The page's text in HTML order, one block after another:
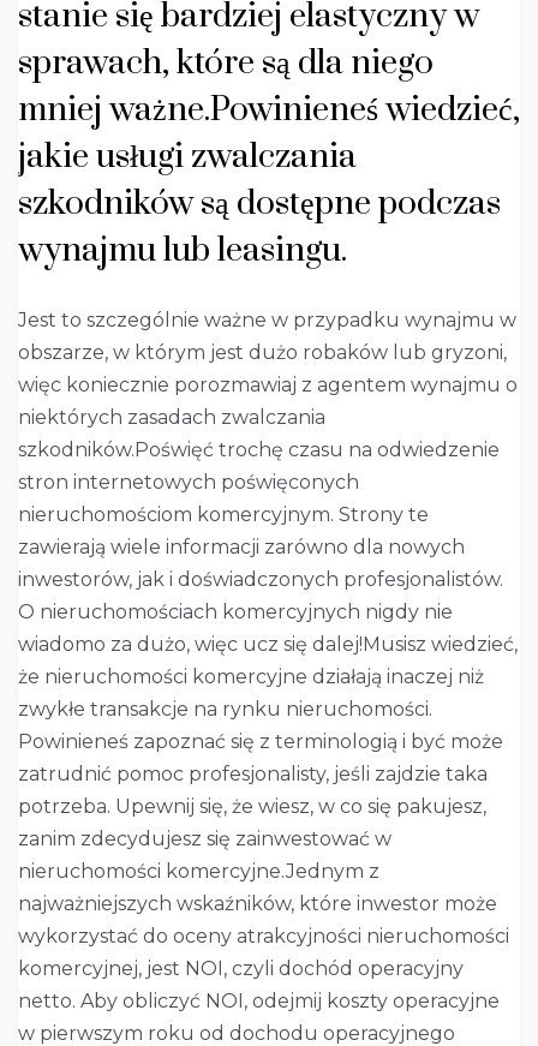
stanie się bardziej elastyczny w
sprawach, które są dla niego
mniej ważne.Powinieneś wiedzieć,
jakie usługi zwalczania
szkodników są dostępne podczas
wynajmu lub leasingu.
Jest to szczególnie ważne w przypadku wynajmu w
obszarze, w którym jest dużo robaków lub gryzoni,
więc koniecznie porozmawiaj z agentem wynajmu o
niektórych zasadach zwalczania
szkodników.Poświęć trochę czasu na odwiedzenie
stron internetowych poświęconych
nieruchomościom komercyjnym. Strony te
zawierają wiele informacji zarówno dla nowych
inwestorów, jak i doświadczonych profesjonalistów.
O nieruchomościach komercyjnych nigdy nie
wiadomo za dużo, więc ucz się dalej!Musisz wiedzieć,
że nieruchomości komercyjne działają inaczej niż
zwykłe transakcje na rynku nieruchomości.
Powinieneś zapoznać się z terminologią i być może
zatrudnić pomoc profesjonalisty, jeśli zajdzie taka
potrzeba. Upewnij się, że wiesz, w co się pakujesz,
zanim zdecydujesz się zainwestować w
nieruchomości komercyjne.Jednym z
najważniejszych wskaźników, które inwestor może
wykorzystać do oceny atrakcyjności nieruchomości
komercyjnej, jest NOI, czyli dochód operacyjny
netto. Aby obliczyć NOI, odejmij koszty operacyjne
w pierwszym roku od dochodu operacyjnego